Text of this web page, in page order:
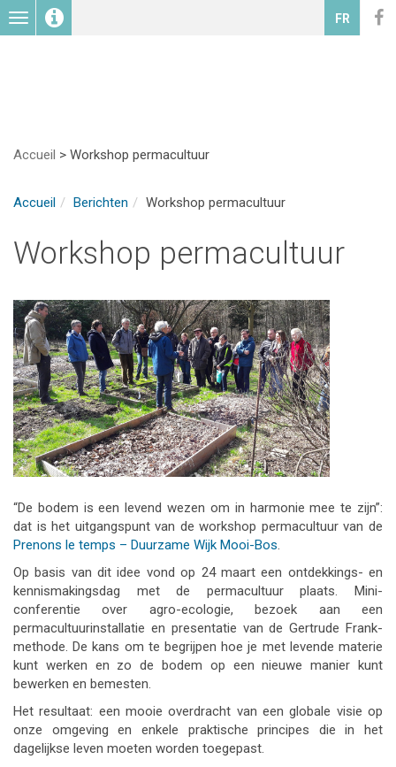
Toggle
navigation
FR
Accueil > Workshop permacultuur
Accueil Berichten Workshop permacultuur
Workshop permacultuur
“De bodem is een levend wezen om in harmonie mee te zijn”:
dat is het uitgangspunt van de workshop permacultuur van de
Prenons le temps – Duurzame Wijk Mooi-Bos.
Op basis van dit idee vond op 24 maart een ontdekkings- en
kennismakingsdag met de permacultuur plaats. Mini-
conferentie over agro-ecologie, bezoek aan een
permacultuurinstallatie en presentatie van de Gertrude Frank-
methode. De kans om te begrijpen hoe je met levende materie
kunt werken en zo de bodem op een nieuwe manier kunt
bewerken en bemesten.
Het resultaat: een mooie overdracht van een globale visie op
onze omgeving en enkele praktische principes die in het
dagelijkse leven moeten worden toegepast.